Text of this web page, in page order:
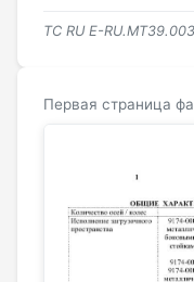
ТС RU Е-
Первая страница